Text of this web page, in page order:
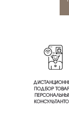
ПОДБОР